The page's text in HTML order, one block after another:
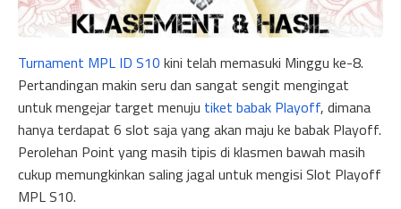
Turnament MPL ID S10 kini telah memasuki Minggu ke-8.
Pertandingan makin seru dan sangat sengit mengingat
untuk mengejar target menuju tiket babak Playoff, dimana
hanya terdapat 6 slot saja yang akan maju ke babak Playoff.
Perolehan Point yang masih tipis di klasmen bawah masih
cukup memungkinkan saling jagal untuk mengisi Slot Playoff
MPL S10.